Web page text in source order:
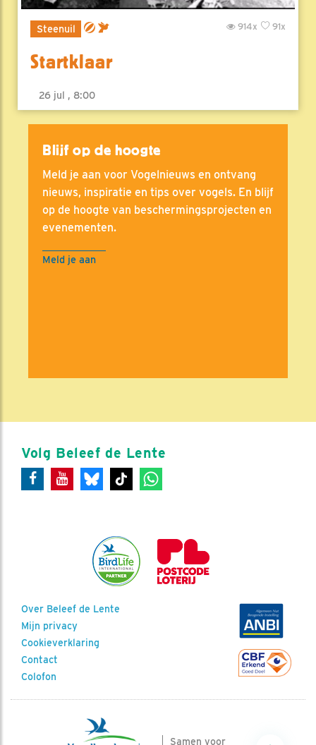
Steenuil 91x
914x
Startklaar
26 jul , 8:00
Blijf op de hoogte
Meld je aan voor Vogelnieuws en ontvang
nieuws, inspiratie en tips over vogels. En blijf
op de hoogte van beschermingsprojecten en
evenementen.
Meld je aan
Volg Beleef de Lente
Over Beleef de Lente
Mijn privacy
Cookieverklaring
Contact
Colofon
Samen voor